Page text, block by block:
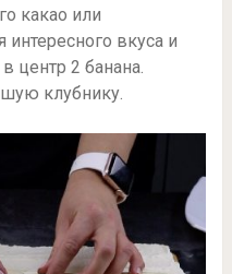
какао или
вкуса и
центр 2 банана.
клубнику.